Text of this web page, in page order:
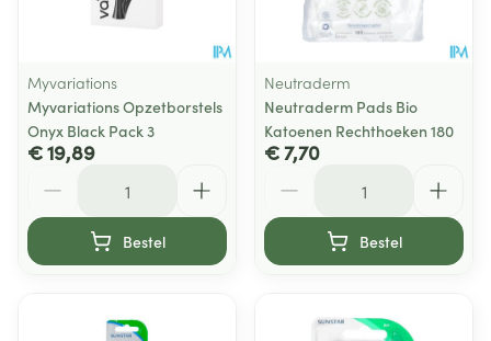
Myvariations
Myvariations Opzetborstels
Onyx Black Pack 3
€ 19,89
Bestel
Neutraderm
Neutraderm Pads Bio
Katoenen Rechthoeken 180
€ 7,70
Bestel